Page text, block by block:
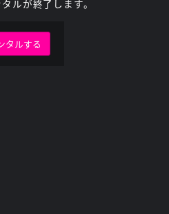
ルが終了します。
タルする